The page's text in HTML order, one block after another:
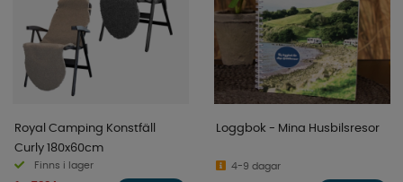
Royal Camping Konstfäll
Curly 180x60cm
Finns i lager
Loggbok - Mina Husbilsresor
4-9 dagar